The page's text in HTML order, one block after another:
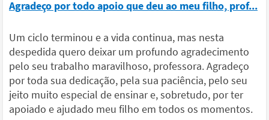
Agradeço por todo apoio que deu ao meu filho, prof...
Um ciclo terminou e a vida continua, mas nesta
despedida quero deixar um profundo agradecimento
pelo seu trabalho maravilhoso, professora. Agradeço
por toda sua dedicação, pela sua paciência, pelo seu
jeito muito especial de ensinar e, sobretudo, por ter
apoiado e ajudado meu filho em todos os momentos.